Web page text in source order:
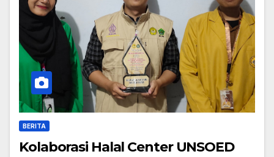
BERITA
Kolaborasi Halal Center UNSOED